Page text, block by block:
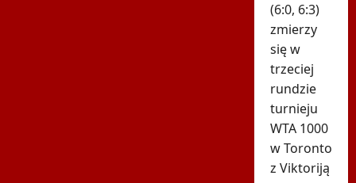
(6:0, 6:3)
zmierzy
się w
trzeciej
rundzie
turnieju
WTA 1000
w Toronto
z Viktoriją